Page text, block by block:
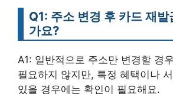
Q1: 주소 변경 후 카드 재
가요?
A1: 일반적으로 주소만 변경할 경
필요하지 않지만, 특정 혜택이나
있을 경우에는 확인이 필요해요.